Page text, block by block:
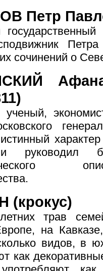
Петр
сочинений о
ученый,
и руководил
трав
на
видов, в
как